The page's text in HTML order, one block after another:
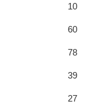
10
60
78
39
27